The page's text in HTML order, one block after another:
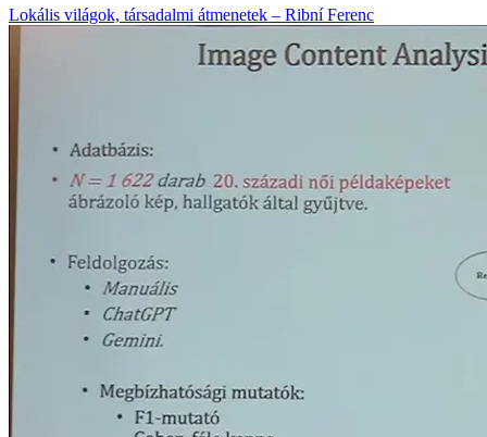
Lokális világok, társadalmi átmenetek – Ribní Ferenc